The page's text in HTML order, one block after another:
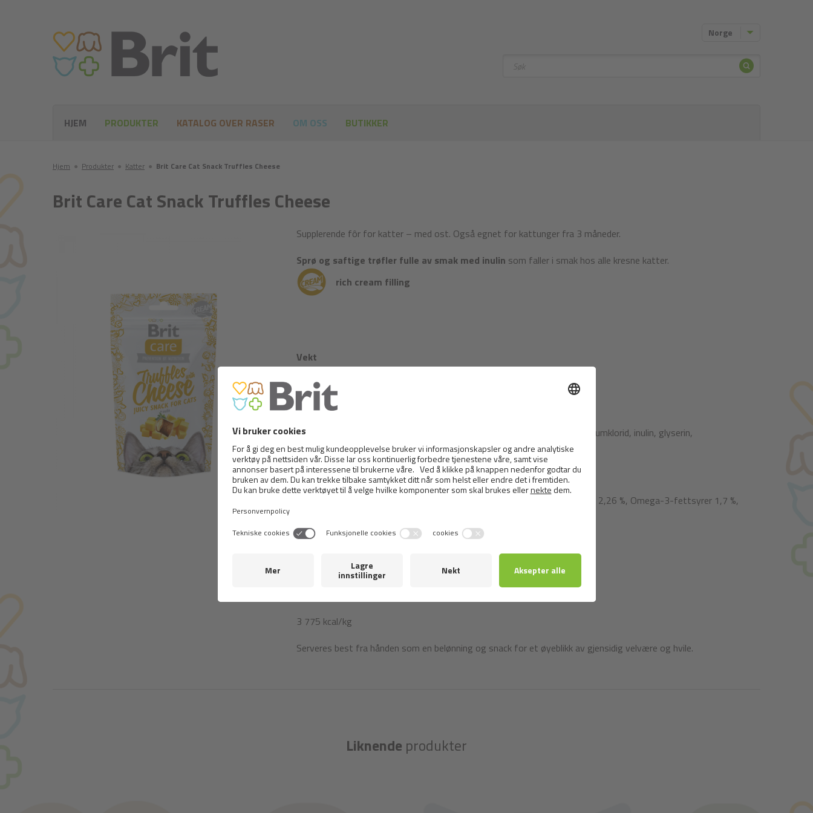
Hjem ● Produkter ● Katter ● Brit Care Cat Snack Truffles Cheese
Brit Care Cat Snack Truffles Cheese
Supplerende fôr for katter – med ost. Også egnet for kattunger fra 3 måneder.
Sprø og saftige trøfler fulle av smak med inulin som faller i smak hos alle kresne katter.
rich cream filling
Vekt
Sammensetning:
hønsemel, rugmel, rapsolje, mais, meieri-biprodukter, naturlig aroma, natriumklorid, inulin, glyserin,
rosmarinekstrakt.
Analytiske komponenter:
råprotein 26,3 %, fettinnhold 18,1 %, fuktighet 10 %, råaske 7,8 %, råfiber 2,26 %, Omega-3-fettsyrer 1,7 %,
Ernæringssammensetning:
askorbylpalmitat, vitamin E (alfa-tokoferol) 79 mg.
3 775 kcal/kg
Serveres best fra hånden som en belønning og snack for et øyeblikk av gjensidig velvære og hvile.
Liknende produkter
Norge
Søke
Søke
etter
HJEM PRODUKTER KATALOG OVER RASER OM OSS BUTIKKER